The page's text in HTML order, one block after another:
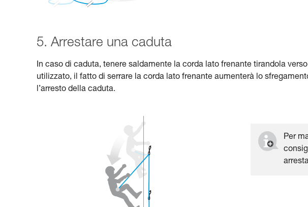
5. Arrestare una caduta
In caso di caduta, tenere saldamente la corda lato frenante tirandola
utilizzato, il fatto di serrare la corda lato frenante aumenterà lo
l’arresto della caduta.
Per